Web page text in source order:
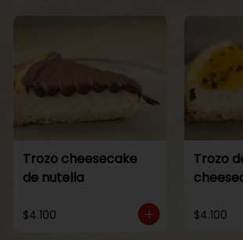
Trozo cheesecake
de nutella
$4.100
Trozo
$4.100